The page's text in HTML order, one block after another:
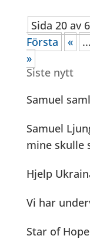
Sida 20 av
Första
« ...
»
Siste nytt
Samuel
Samuel
mine skulle
Hjelp
Vi har
Star of